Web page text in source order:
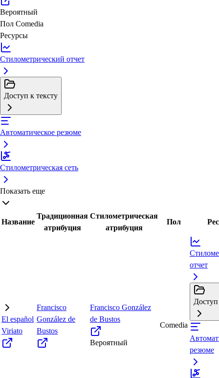
Вероятный
Пол Comedia
Ресурсы
Стилометрический отчет
Доступ к тексту
Автоматическое резюме
Стилометрическая сеть
Показать еще
Название
Традиционная
атрибуция
Стилометрическая
атрибуция
Пол
El español
Viriato
Francisco
González de
Bustos
Francisco González
de Bustos
Вероятный
Comedia
отчет
Доступ
резюме